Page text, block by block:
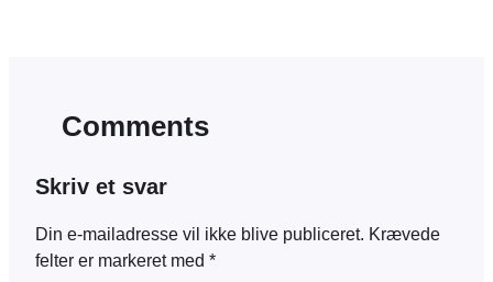
Comments
Skriv et svar
Din e-mailadresse vil ikke blive publiceret. Krævede
felter er markeret med *